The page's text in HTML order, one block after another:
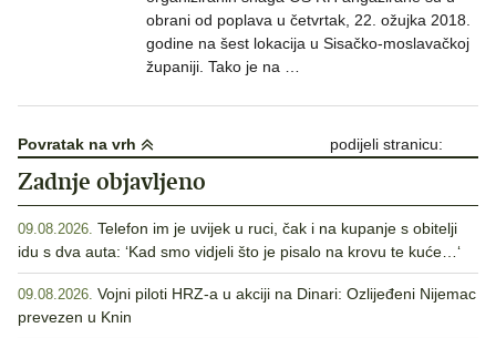
obrani od poplava u četvrtak, 22. ožujka 2018.
godine na šest lokacija u Sisačko-moslavačkoj
županiji. Tako je na …
Povratak na vrh podijeli stranicu:
Zadnje objavljeno
09.08.2026. Telefon im je uvijek u ruci, čak i na kupanje s obitelji
idu s dva auta: ‘Kad smo vidjeli što je pisalo na krovu te kuće…‘
09.08.2026. Vojni piloti HRZ-a u akciji na Dinari: Ozlijeđeni Nijemac
prevezen u Knin